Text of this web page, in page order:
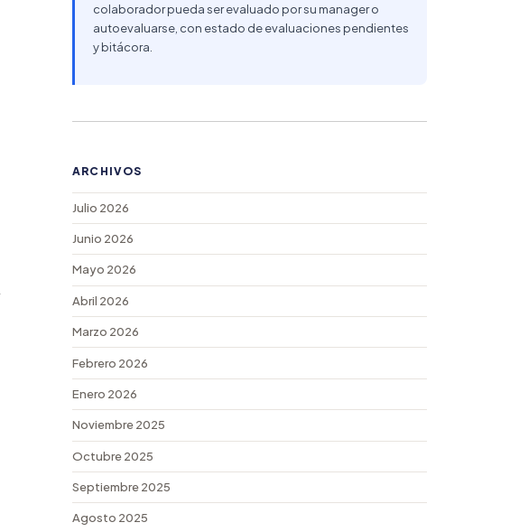
colaborador pueda ser evaluado por su manager o
autoevaluarse, con estado de evaluaciones pendientes
y bitácora.
ARCHIVOS
Julio 2026
Junio 2026
Mayo 2026
Abril 2026
Marzo 2026
Febrero 2026
Enero 2026
Noviembre 2025
Octubre 2025
Septiembre 2025
Agosto 2025